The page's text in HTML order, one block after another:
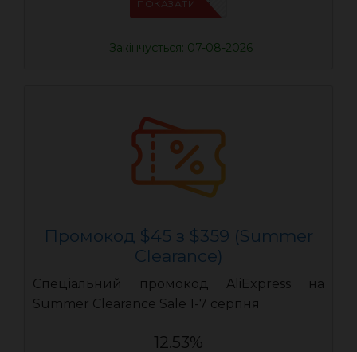
ПОКАЗАТИ
Закінчується: 07-08-2026
Промокод $45 з $359 (Summer
Clearance)
Спеціальний промокод AliExpress на
Summer Clearance Sale 1-7 серпня
12.53%